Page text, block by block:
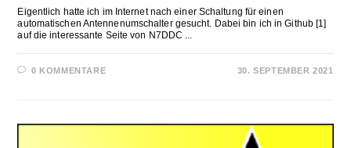
Eigentlich hatte ich im Internet nach einer Schaltung für einen
automatischen Antennenumschalter gesucht. Dabei bin ich in Github [1]
auf die interessante Seite von N7DDC ...
0 KOMMENTARE 30. SEPTEMBER 2021